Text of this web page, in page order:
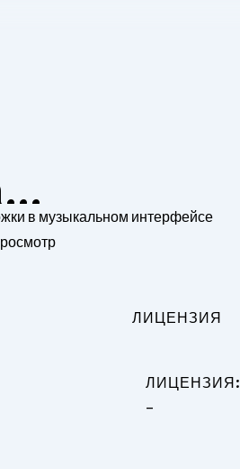
в музыкальном интерфейсе
ЛИЦЕНЗИЯ
ЛИЦЕНЗИЯ:
-